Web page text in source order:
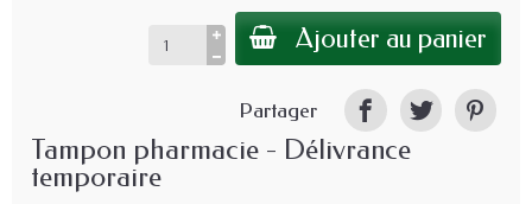
Ajouter au panier
Partager
Tampon pharmacie - Délivrance
temporaire